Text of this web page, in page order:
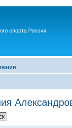
спорта России